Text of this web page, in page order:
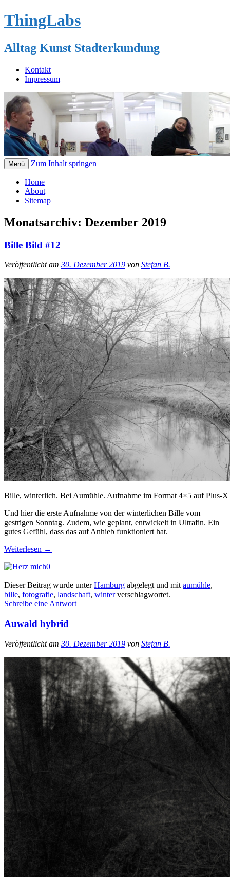
ThingLabs
Alltag Kunst Stadterkundung
Kontakt
Impressum
Menü Zum Inhalt springen
Home
About
Sitemap
Monatsarchiv: Dezember 2019
Bille Bild #12
Veröffentlicht am 30. Dezember 2019 von Stefan B.
Bille, winterlich. Bei Aumühle. Aufnahme im Format 4×5 auf Plus-X
Und hier die erste Aufnahme von der winterlichen Bille vom
gestrigen Sonntag. Zudem, wie geplant, entwickelt in Ultrafin. Ein
gutes Gefühl, dass das auf Anhieb funktioniert hat.
Weiterlesen →
0
Dieser Beitrag wurde unterHamburg abgelegt und mit aumühle,
bille, fotografie, landschaft, winterverschlagwortet.
Schreibe eine Antwort
Auwald hybrid
Veröffentlicht am 30. Dezember 2019 von Stefan B.